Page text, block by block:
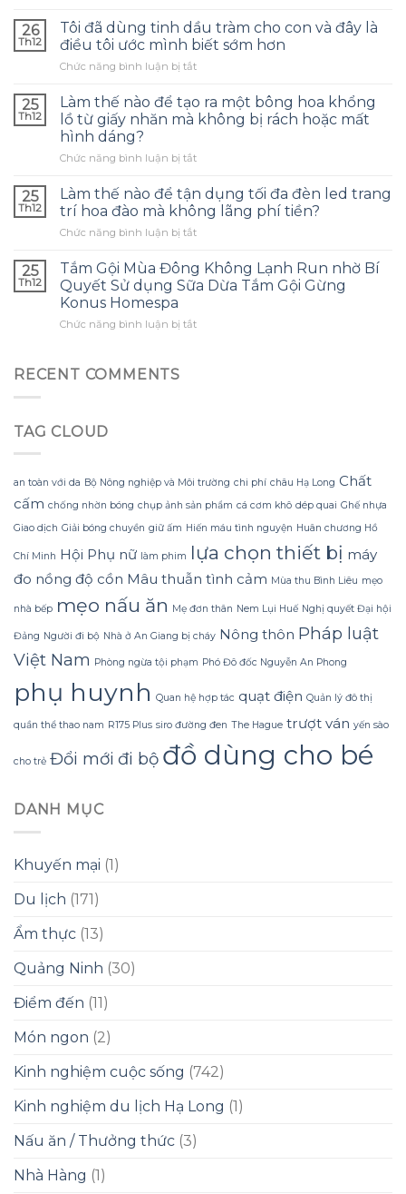
thế
nào
để
chọn
bảo
quản
phù
và
tránh
những
sai
thường
gặp?
26
Th12
Tôi đã dùng tinh dầu tràm cho con và đây là
điều tôi ước mình biết sớm hơn
Chức năng bình luận bị tắtở
đã
dùng
tinh
tràm
con
đây
là
tôi
ước
sớm
25
Th12
Làm thế nào để tạo ra một bông hoa khổng
lồ từ giấy nhăn mà không bị rách hoặc mất
hình dáng?
Chức năng bình luận bị tắtở
thế
để
tạo
một
bông
lồ
hình
25
Th12
Làm thế nào để tận dụng tối đa đèn led trang
trí hoa đào mà không lãng phí tiền?
Chức năng bình luận bị tắtở
thế
nào
để
dụng
không
phí
tiền?
25
Th12
Tắm Gội Mùa Đông Không Lạnh Run nhờ Bí
Quyết Sử dụng Sữa Dừa Tắm Gội Gừng
Konus Homespa
Chức năng bình luận bị tắtở
Quyết
dụng
Sữa
Tắm
Gừng
RECENT COMMENTS
TAG CLOUD
an toàn với da Bộ Nông nghiệp và Môi trường chi phí châu Hạ Long Chất
cấm chống nhờn bóng chụp ảnh sản phẩm cá cơm khô dép quai Ghế nhựa
Giao dịch Giải bóng chuyền giữ ấm Hiến máu tình nguyện Huân chương Hồ
Chí Minh Hội Phụ nữ làm phim lựa chọn thiết bị máy
đo nồng độ cồn Mâu thuẫn tình cảm Mùa thu Bình Liêu mẹo
nhà bếp mẹo nấu ăn Mẹ đơn thân Nem Lụi Huế Nghị quyết Đại hội
Đảng Người đi bộ Nhà ở An Giang bị cháy Nông thôn Pháp luật
Việt Nam Phòng ngừa tội phạm Phó Đô đốc Nguyễn An Phong
phụ huynh Quan hệ hợp tác quạt điện Quản lý đô thị
quần thể thao nam R175 Plus siro đường đen The Hague trượt ván yến sào
cho trẻ Đổi mới đi bộ đồ dùng cho bé
DANH MỤC
Khuyến mại (1)
Du lịch (171)
Ẩm thực (13)
Quảng Ninh (30)
Điểm đến (11)
Món ngon (2)
Kinh nghiệm cuộc sống (742)
Kinh nghiệm du lịch Hạ Long (1)
Nấu ăn / Thưởng thức (3)
Nhà Hàng (1)